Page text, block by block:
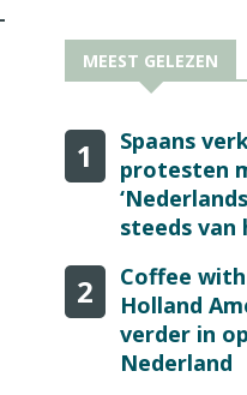
MEEST GELEZEN
1
Spaans
protesten
steeds van
2
Coffee
Holland
verder in
Nederland